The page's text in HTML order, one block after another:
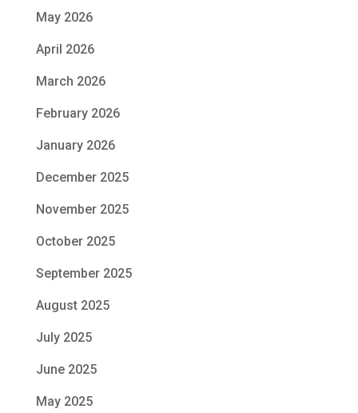
May 2026
April 2026
March 2026
February 2026
January 2026
December 2025
November 2025
October 2025
September 2025
August 2025
July 2025
June 2025
May 2025